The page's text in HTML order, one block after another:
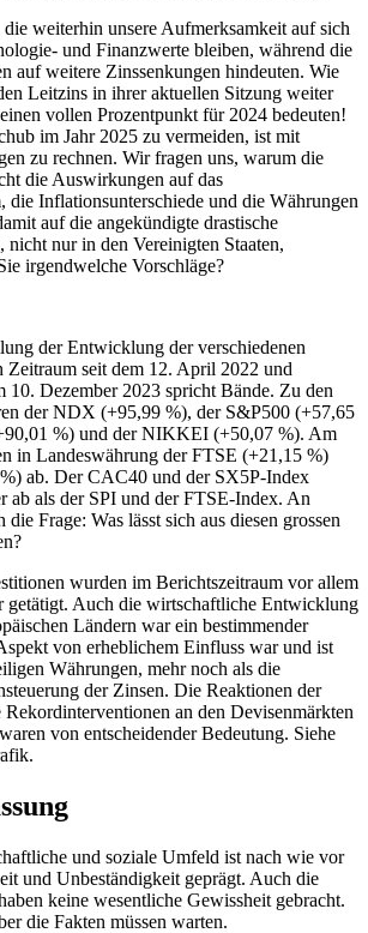
weiterhin unsere Aufmerksamkeit auf sich
und Finanzwerte bleiben, während die
auf weitere Zinssenkungen hindeuten. Wie
Leitzins in ihrer aktuellen Sitzung weiter
vollen Prozentpunkt für 2024 bedeuten!
im Jahr 2025 zu vermeiden, ist mit
zu rechnen. Wir fragen uns, warum die
die Auswirkungen auf das
die Inflationsunterschiede und die Währungen
auf die angekündigte drastische
nur in den Vereinigten Staaten,
irgendwelche Vorschläge?
der Entwicklung der verschiedenen
Zeitraum seit dem 12. April 2022 und
10. Dezember 2023 spricht Bände. Zu den
der NDX (+95,99 %), der S&P500 (+57,65
%) und der NIKKEI (+50,07 %). Am
in Landeswährung der FTSE (+21,15 %)
ab. Der CAC40 und der SX5P-Index
ab als der SPI und der FTSE-Index. An
die Frage: Was lässt sich aus diesen grossen
wurden im Berichtszeitraum vor allem
getätigt. Auch die wirtschaftliche Entwicklung
Ländern war ein bestimmender
von erheblichem Einfluss war und ist
Währungen, mehr noch als die
der Zinsen. Die Reaktionen der
an den Devisenmärkten
von entscheidender Bedeutung. Siehe
und soziale Umfeld ist nach wie vor
und Unbeständigkeit geprägt. Auch die
keine wesentliche Gewissheit gebracht.
die Fakten müssen warten.